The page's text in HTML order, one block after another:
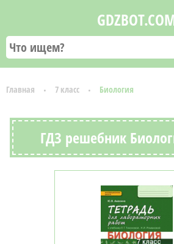
Главная 7 класс Биология
ГДЗ решебник